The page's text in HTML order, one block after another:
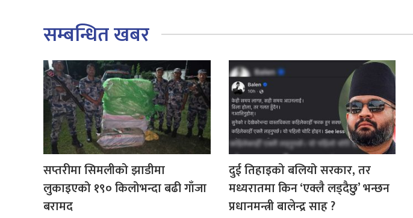
सम्बन्धित खबर
सप्तरीमा सिमलीको झाडीमा
लुकाइएको १९० किलोभन्दा बढी गाँजा
बरामद
दुई तिहाइको बलियो सरकार, तर
मध्यरातमा किन ‘एक्लै लड्दैछु’ भन्छन
प्रधानमन्त्री बालेन्द्र साह ?